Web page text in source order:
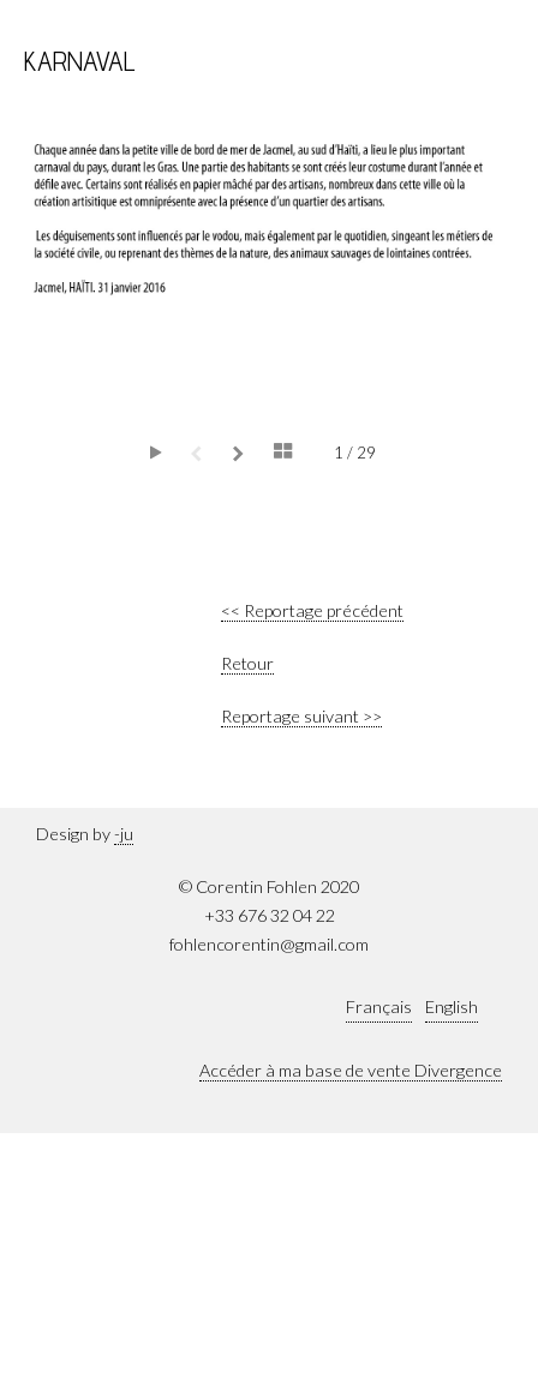
KARNAVAL
1 / 29
<< Reportage précédent
Retour
Reportage suivant >>
Design by-ju
© Corentin Fohlen 2020
+33 676 32 04 22
fohlencorentin@gmail.com
Français English
Accéder à ma base de vente Divergence